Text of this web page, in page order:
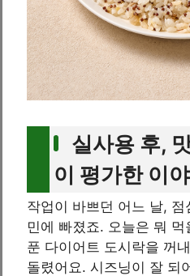
실사용 후,
이 평가한 이야
작업이 바쁘던 어느 날,
민에 빠졌죠. 오늘은 뭐
푼 다이어트 도시락을 꺼
돌렸어요. 시즈닝이 잘 되